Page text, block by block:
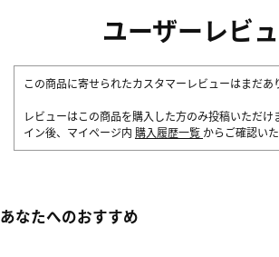
ユーザーレビ
この商品に寄せられたカスタマーレビューはまだあ
レビューはこの商品を購入した方のみ投稿いただけ
イン後、マイページ内 購入履歴一覧 からご確認いた
あなたへのおすすめ